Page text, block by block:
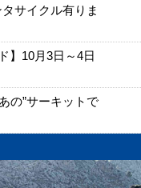
サイクル有りま
】10月3日～4日
の”サーキットで